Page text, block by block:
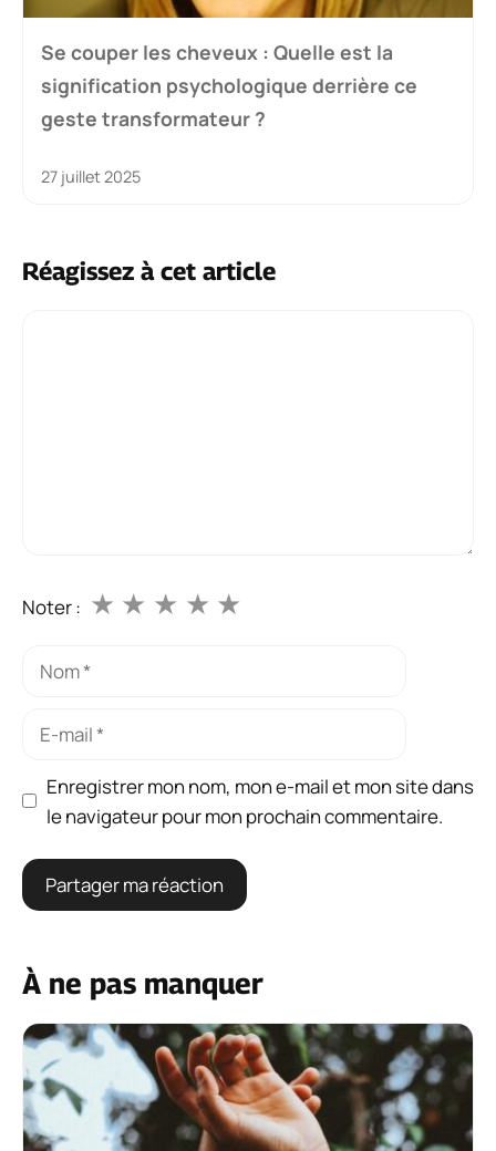
Se couper les cheveux : Quelle est la
signification psychologique derrière ce
geste transformateur ?
27 juillet 2025
Réagissez à cet article
Noter : ★
★
★
★
★
Nom
Enregistrer mon nom, mon e-mail et mon site dans
le navigateur pour mon prochain commentaire.
À ne pas manquer